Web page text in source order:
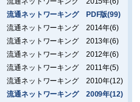
流通ネットワーキング PDF版(99)
流通ネットワーキング 2014年(6)
流通ネットワーキング 2013年(6)
流通ネットワーキング 2012年(6)
流通ネットワーキング 2011年(5)
流通ネットワーキング 2010年(12)
流通ネットワーキング 2009年(12)